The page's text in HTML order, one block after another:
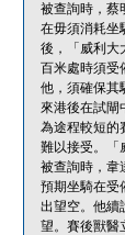
被查詢時，蔡
在毋須消耗坐
後，「威利大
百米處時須受
他，須確保其
來港後在試閘
為途程較短的
難以接受。「
被查詢時，韋
預期坐騎在受
出望空。他續
望。賽後獸醫